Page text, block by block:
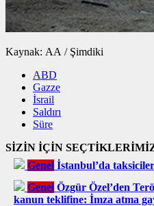
Kaynak: AA / Şimdiki
ABD
Gazze
İsrail
Saldırı
Süre
SİZİN İÇİN
Genel İstanbul’da
Genel Özgür Özel’den
kanun teklifine: İmza atma